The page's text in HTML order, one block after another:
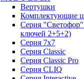
Вертушки
Комплектующие
Серия
ключей 2+5+2)
Серия 7х7
Серия Classic
Серия Classic Pro
Серия CLIQ